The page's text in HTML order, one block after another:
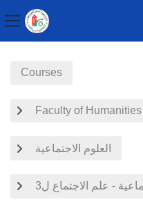
Side panel
Courses
Faculty of
العلوم الاجتماعية
- علم الاجتماع ل3